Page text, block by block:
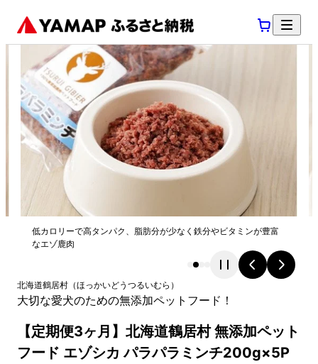
低カロリーで高タンパク、脂肪分が少なく鉄分やビタミンが豊富
なエゾ鹿肉
北海道鶴居村 （ほっかいどう つるいむら ）
大切な愛犬のための無添加ペットフード！
【定期便3ヶ月】北海道鶴居村 無添加ペット
フード エゾシカ パラパラミンチ200g×5P